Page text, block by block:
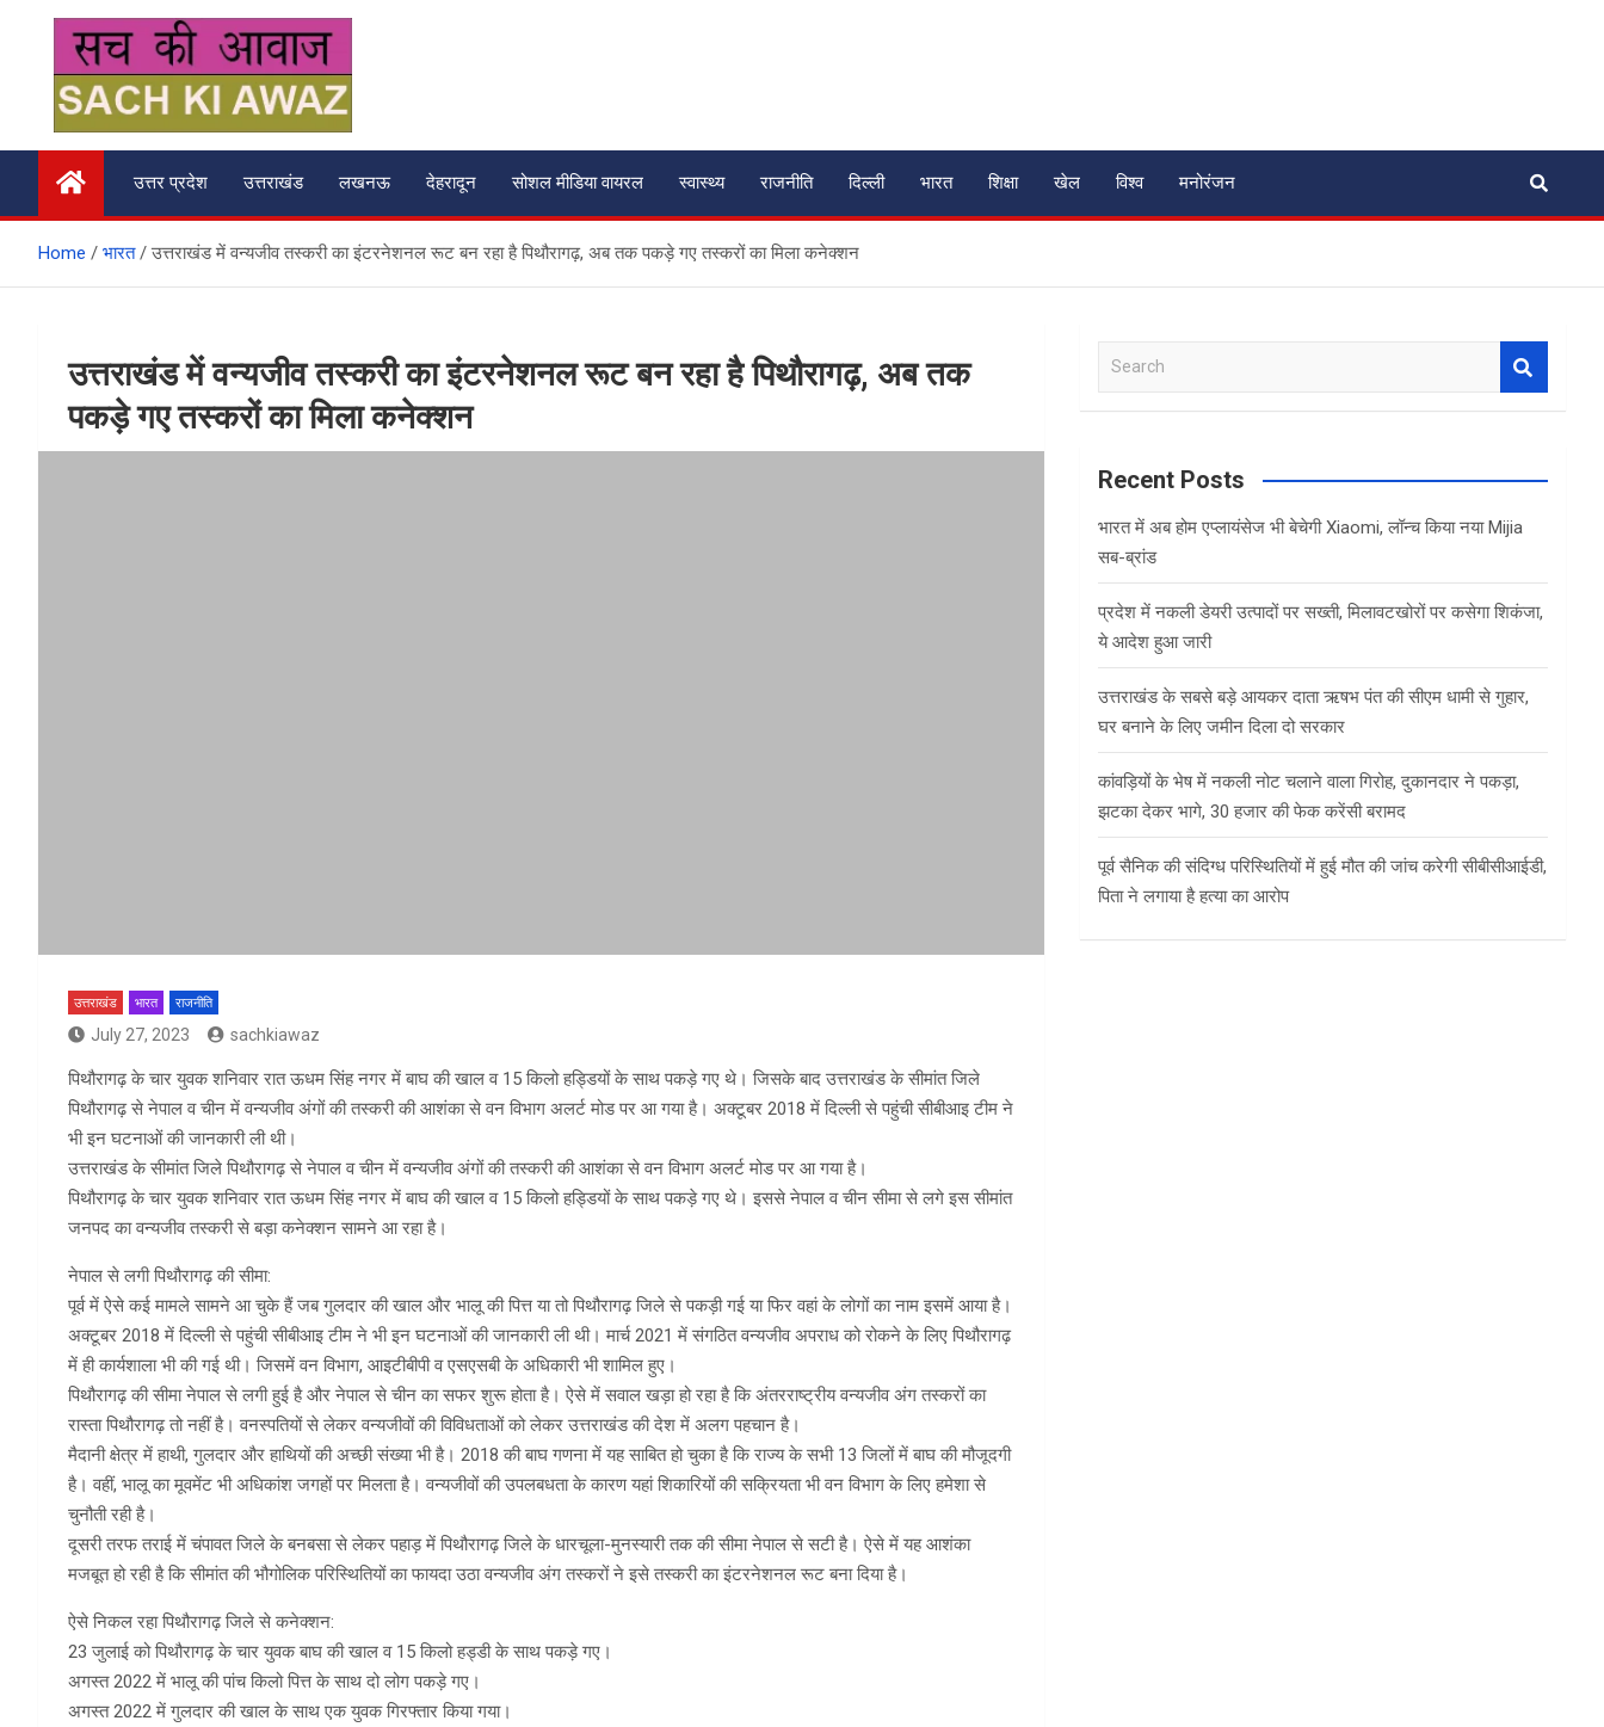
content
सच की आवाज
उत्तर प्रदेश उत्तराखंड लखनऊ देहरादून सोशल मीडिया वायरल स्वास्थ्य राजनीति दिल्ली भारत शिक्षा खेल विश्व मनोरंजन
Home भारत उत्तराखंड में वन्यजीव तस्करी का इंटरनेशनल रूट बन रहा है पिथौरागढ़, अब तक पकड़े गए तस्करों का मिला कनेक्‍शन
उत्तराखंड में वन्यजीव तस्करी का इंटरनेशनल रूट बन रहा है पिथौरागढ़, अब तक
पकड़े गए तस्करों का मिला कनेक्‍शन
उत्तराखंड भारत राजनीति
July 27, 2023 sachkiawaz
पिथौरागढ़ के चार युवक शनिवार रात ऊधम सिंह नगर में बाघ की खाल व 15 किलो हड्डियों के साथ पकड़े गए थे। जिसके बाद उत्तराखंड के सीमांत जिले
पिथौरागढ़ से नेपाल व चीन में वन्यजीव अंगों की तस्करी की आशंका से वन विभाग अलर्ट मोड पर आ गया है। अक्टूबर 2018 में दिल्ली से पहुंची सीबीआइ टीम ने
भी इन घटनाओं की जानकारी ली थी।
उत्तराखंड के सीमांत जिले पिथौरागढ़ से नेपाल व चीन में वन्यजीव अंगों की तस्करी की आशंका से वन विभाग अलर्ट मोड पर आ गया है।
पिथौरागढ़ के चार युवक शनिवार रात ऊधम सिंह नगर में बाघ की खाल व 15 किलो हड्डियों के साथ पकड़े गए थे। इससे नेपाल व चीन सीमा से लगे इस सीमांत
जनपद का वन्यजीव तस्करी से बड़ा कनेक्शन सामने आ रहा है।
नेपाल से लगी पिथौरागढ़ की सीमा:
पूर्व में ऐसे कई मामले सामने आ चुके हैं जब गुलदार की खाल और भालू की पित्त या तो पिथौरागढ़ जिले से पकड़ी गई या फिर वहां के लोगों का नाम इसमें आया है।
अक्टूबर 2018 में दिल्ली से पहुंची सीबीआइ टीम ने भी इन घटनाओं की जानकारी ली थी। मार्च 2021 में संगठित वन्यजीव अपराध को रोकने के लिए पिथौरागढ़
में ही कार्यशाला भी की गई थी। जिसमें वन विभाग, आइटीबीपी व एसएसबी के अधिकारी भी शामिल हुए।
पिथौरागढ़ की सीमा नेपाल से लगी हुई है और नेपाल से चीन का सफर शुरू होता है। ऐसे में सवाल खड़ा हो रहा है कि अंतरराष्ट्रीय वन्यजीव अंग तस्करों का
रास्ता पिथौरागढ़ तो नहीं है। वनस्पतियों से लेकर वन्यजीवों की विविधताओं को लेकर उत्तराखंड की देश में अलग पहचान है।
मैदानी क्षेत्र में हाथी, गुलदार और हाथियों की अच्छी संख्या भी है। 2018 की बाघ गणना में यह साबित हो चुका है कि राज्य के सभी 13 जिलों में बाघ की मौजूदगी
है। वहीं, भालू का मूवमेंट भी अधिकांश जगहों पर मिलता है। वन्यजीवों की उपलबधता के कारण यहां शिकारियों की सक्रियता भी वन विभाग के लिए हमेशा से
चुनौती रही है।
दूसरी तरफ तराई में चंपावत जिले के बनबसा से लेकर पहाड़ में पिथौरागढ़ जिले के धारचूला-मुनस्यारी तक की सीमा नेपाल से सटी है। ऐसे में यह आशंका
मजबूत हो रही है कि सीमांत की भौगोलिक परिस्थितियों का फायदा उठा वन्यजीव अंग तस्करों ने इसे तस्करी का इंटरनेशनल रूट बना दिया है।
ऐसे निकल रहा पिथौरागढ़ जिले से कनेक्शन:
23 जुलाई को पिथौरागढ़ के चार युवक बाघ की खाल व 15 किलो हड्डी के साथ पकड़े गए।
अगस्त 2022 में भालू की पांच किलो पित्त के साथ दो लोग पकड़े गए।
अगस्त 2022 में गुलदार की खाल के साथ एक युवक गिरफ्तार किया गया।
a
c
Recent Posts
भारत में अब होम एप्लायंसेज भी बेचेगी Xiaomi, लॉन्च किया नया Mijia
सब-ब्रांड
प्रदेश में नकली डेयरी उत्पादों पर सख्ती, मिलावटखोरों पर कसेगा शिकंजा,
ये आदेश हुआ जारी
उत्तराखंड के सबसे बड़े आयकर दाता ऋषभ पंत की सीएम धामी से गुहार,
घर बनाने के लिए जमीन दिला दो सरकार
कांवड़ियों के भेष में नकली नोट चलाने वाला गिरोह, दुकानदार ने पकड़ा,
झटका देकर भागे, 30 हजार की फेक करेंसी बरामद
पूर्व सैनिक की संदिग्ध परिस्थितियों में हुई मौत की जांच करेगी सीबीसीआईडी,
पिता ने लगाया है हत्या का आरोप